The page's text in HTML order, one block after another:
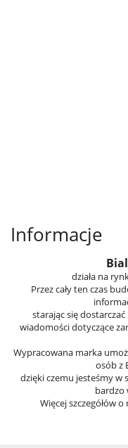
Informacje
działa na
Przez cały ten czas
starając się
wiadomości dotyczące
Wypracowana marka
osób z
dzięki czemu jesteśmy w
bardzo
Więcej szczegółów